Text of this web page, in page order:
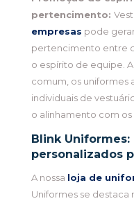
pertencimento:
empresas pode
pertencimento entre
o espírito de equipe.
comum, os uniformes
individuais de
o alinhamento com
Blink
personalizados
A nossa loja de
Uniformes se